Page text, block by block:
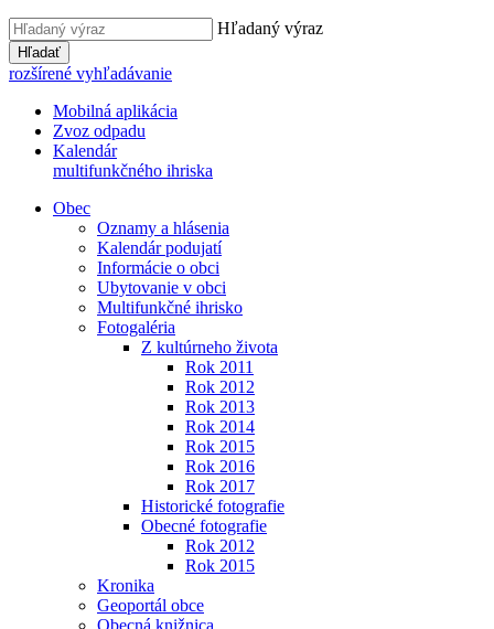
Hľadaný výraz
Hľadať
rozšírené vyhľadávanie
Mobilná aplikácia
Zvoz odpadu
Kalendár
multifunkčného ihriska
Obec
Oznamy a hlásenia
Kalendár podujatí
Informácie o obci
Ubytovanie v obci
Multifunkčné ihrisko
Fotogaléria
Z kultúrneho života
Rok 2011
Rok 2012
Rok 2013
Rok 2014
Rok 2015
Rok 2016
Rok 2017
Historické fotografie
Obecné fotografie
Rok 2012
Rok 2015
Kronika
Geoportál obce
Obecná knižnica